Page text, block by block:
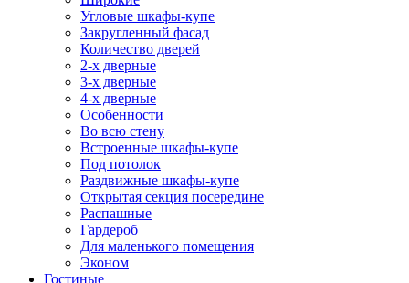
Угловые шкафы-купе
Закругленный фасад
Количество дверей
2-х дверные
3-х дверные
4-х дверные
Особенности
Во всю стену
Встроенные шкафы-купе
Под потолок
Раздвижные шкафы-купе
Открытая секция посередине
Распашные
Гардероб
Для маленького помещения
Эконом
Гостиные